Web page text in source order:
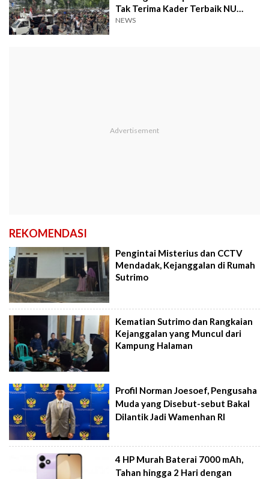
Tak Terima Kader Terbaik NU
Dikriminalisasi
NEWS
REKOMENDASI
Pengintai Misterius dan CCTV
Mendadak, Kejanggalan di Rumah
Sutrimo
Kematian Sutrimo dan Rangkaian
Kejanggalan yang Muncul dari
Kampung Halaman
Profil Norman Joesoef, Pengusaha
Muda yang Disebut-sebut Bakal
Dilantik Jadi Wamenhan RI
4 HP Murah Baterai 7000 mAh,
Tahan hingga 2 Hari dengan